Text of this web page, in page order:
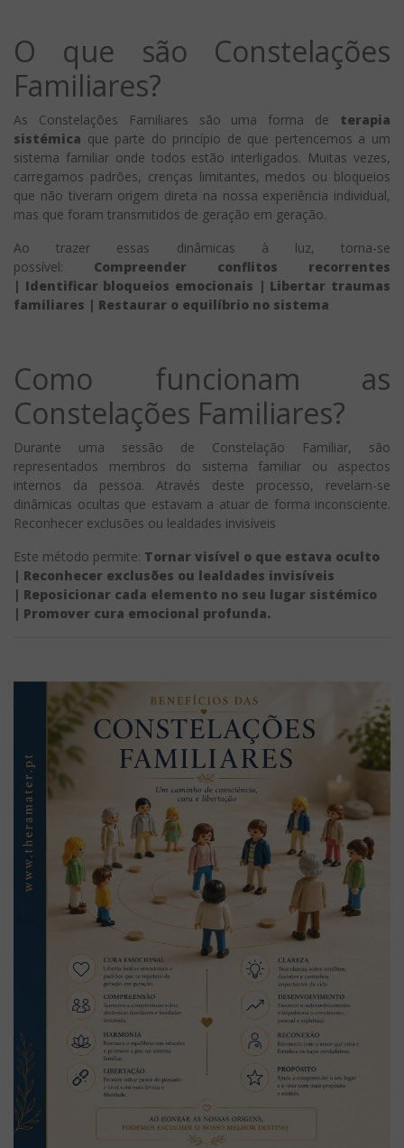
O que são Constelações
Familiares?
As Constelações Familiares são uma forma de terapia
sistémica que parte do princípio de que pertencemos a um
sistema familiar onde todos estão interligados. Muitas vezes,
carregamos padrões, crenças limitantes, medos ou bloqueios
que não tiveram origem direta na nossa experiência individual,
mas que foram transmitidos de geração em geração.
Ao trazer essas dinâmicas à luz, torna-se
possível: Compreender conflitos recorrentes
| Identificar bloqueios emocionais | Libertar traumas
familiares | Restaurar o equilíbrio no sistema
Como funcionam as
Constelações Familiares?
Durante uma sessão de Constelação Familiar, são
representados membros do sistema familiar ou aspectos
internos da pessoa. Através deste processo, revelam-se
dinâmicas ocultas que estavam a atuar de forma inconsciente.
Reconhecer exclusões ou lealdades invisíveis
Este método permite: Tornar visível o que estava oculto
| Reconhecer exclusões ou lealdades invisíveis
| Reposicionar cada elemento no seu lugar sistémico
| Promover cura emocional profunda.